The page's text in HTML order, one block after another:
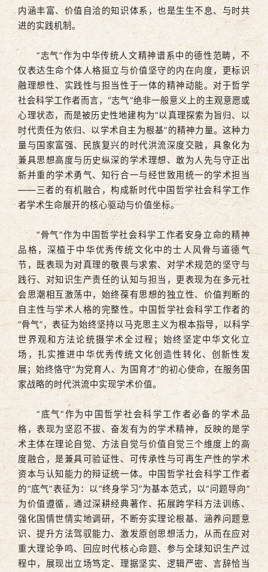
内涵丰富、价值自洽的知识体系，也是生生不息、与时共
进的实践机制。
“志气”作为中华传统人文精神谱系中的德性范畴，不
仅表达生命个体人格挺立与价值坚守的内在向度，更标识
融理想性、实践性与担当性于一体的精神动能。对于哲学
社会科学工作者而言，“志气”绝非一般意义上的主观意愿或
心理状态，而是被历史性地建构为“以真理探索为旨归、以
时代责任为依归、以学术自主为根基”的精神力量。这种力
量与国家富强、民族复兴的时代洪流深度交融，具象化为
兼具思想高度与历史纵深的学术理想、敢为人先与守正出
新并重的学术勇气、知行合一与经世致用统一的学术担当
——三者的有机融合，构成新时代中国哲学社会科学工作
者学术生命展开的核心驱动与价值坐标。
“骨气”作为中国哲学社会科学工作者安身立命的精神
品格，深植于中华优秀传统文化中的士人风骨与道德气
节，既表现为对真理的敬畏与求索、对学术规范的坚守与
践行、对知识生产责任的认知与担当，更表现为在多元社
会思潮相互激荡中，始终葆有思想的独立性、价值判断的
自主性与学术人格的完整性。中国哲学社会科学工作者的
“骨气”，表征为始终坚持以马克思主义为根本指导，以科学
世界观和方法论统摄学术全过程；始终坚定中华文化立
场，扎实推进中华优秀传统文化创造性转化、创新性发
展；始终恪守“为党育人、为国育才”的初心使命，在服务国
家战略的时代洪流中实现学术价值。
“底气”作为中国哲学社会科学工作者必备的学术品
格，表现为坚忍不拔、奋发有为的学术精神，反映的是学
术主体在理论自觉、方法自觉与价值自觉三个维度上的高
度融合，是兼具可验证性、可传承性与可再生产性的学术
资本与认知能力的辩证统一体。中国哲学社会科学工作者
的“底气”表征为：以“终身学习”为基本范式，以“问题导向”
为价值遵循，通过深耕经典著作、拓展跨学科方法训练、
强化国情世情实地调研，不断夯实理论根基、涵养问题意
识、提升方法驾驭能力、激发原创思想活力，从而在应对
重大理论争鸣、回应时代核心命题、参与全球知识生产过
程中，展现出立场笃定、理据坚实、逻辑严密、言辞恰当